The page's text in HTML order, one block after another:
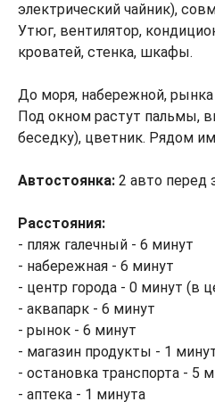
электрический чайник),
Утюг, вентилятор,
кроватей, стенка, шкафы.
До моря, набережной,
Под окном растут пальмы,
беседку), цветник. Рядом
Автостоянка: 2 авто перед
Расстояния:
- пляж галечный - 6 минут
- набережная - 6 минут
- центр города - 0 минут (в
- аквапарк - 6 минут
- рынок - 6 минут
- магазин продукты - 1
- остановка транспорта - 5
- аптека - 1 минута